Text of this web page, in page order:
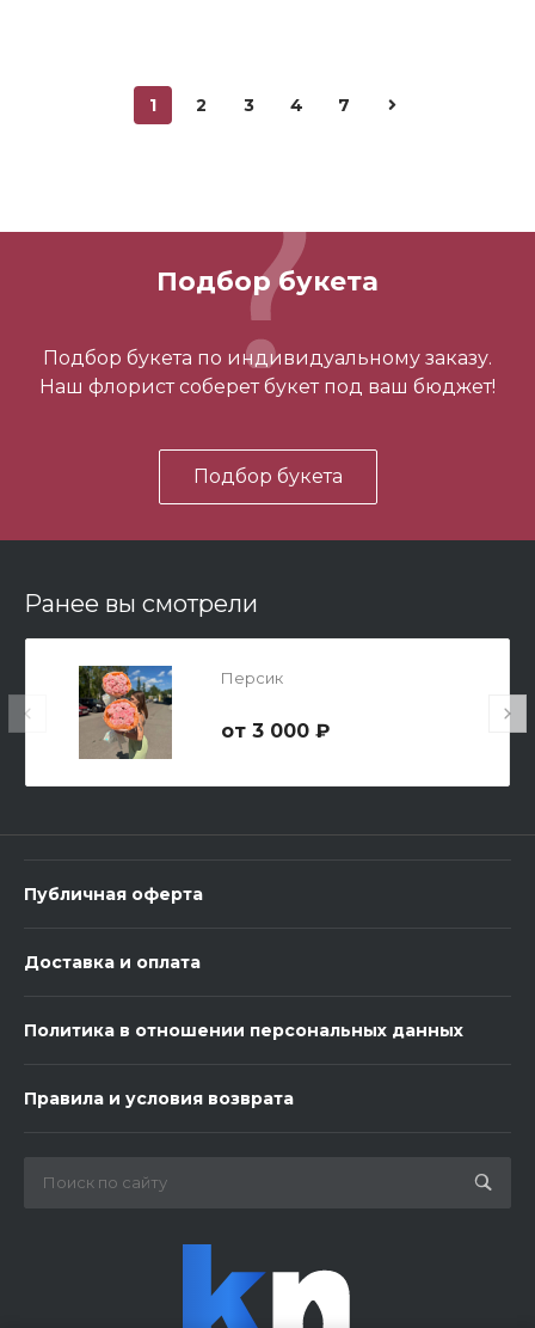
700 ₽
В корзину
Мишка Мини №1
В корзину
В корзину
1 2 3 4 7
Подбор букета
Подбор букета по индивидуальному заказу.
Наш флорист соберет букет под ваш бюджет!
Подбор букета
Ранее вы смотрели
Персик
3 000 ₽
Публичная оферта
Доставка и оплата
Политика в отношении персональных данных
Правила и условия возврата